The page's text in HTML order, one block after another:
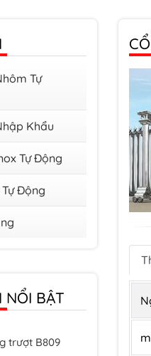
Tự
Khẩu
Tự Động
Động
NỔI BẬT
form D